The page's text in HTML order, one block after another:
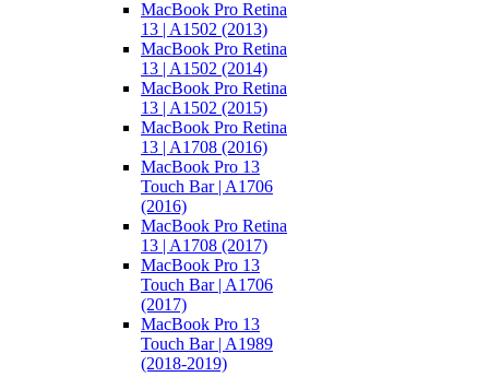
MacBook Pro Retina
13 | A1502 (2013)
MacBook Pro Retina
13 | A1502 (2014)
MacBook Pro Retina
13 | A1502 (2015)
MacBook Pro Retina
13 | A1708 (2016)
MacBook Pro 13
Touch Bar | A1706
(2016)
MacBook Pro Retina
13 | A1708 (2017)
MacBook Pro 13
Touch Bar | A1706
(2017)
MacBook Pro 13
Touch Bar | A1989
(2018-2019)